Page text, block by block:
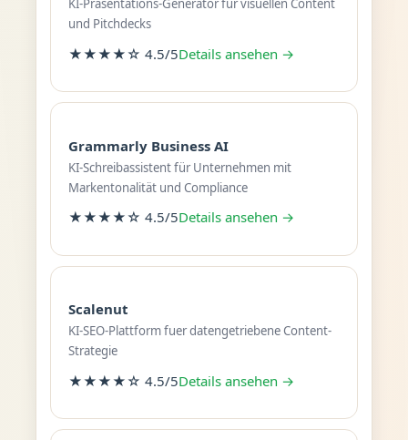
KI-Präsentations-Generator für visuellen Content
und Pitchdecks
★★★★☆ 4.5/5Details ansehen →
Grammarly Business AI
KI-Schreibassistent für Unternehmen mit
Markentonalität und Compliance
★★★★☆ 4.5/5Details ansehen →
Scalenut
KI-SEO-Plattform fuer datengetriebene Content-
Strategie
★★★★☆ 4.5/5Details ansehen →